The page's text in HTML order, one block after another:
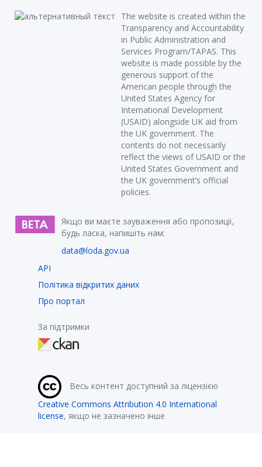
The website is created within the
Transparency and Accountability
in Public Administration and
Services Program/TAPAS. This
website is made possible by the
generous support of the
American people through the
United States Agency for
International Development
(USAID) alongside UK aid from
the UK government. The
contents do not necessarily
reflect the views of USAID or the
United States Government and
the UK government’s official
policies.
Якщо ви маєте зауваження або пропозиції,
будь ласка, напишіть нам:
data@loda.gov.ua
API
Політика відкритих даних
Про портал
За підтримки
Весь контент доступний за ліцензією
Creative Commons Attribution 4.0 International
license, якщо не зазначено інше